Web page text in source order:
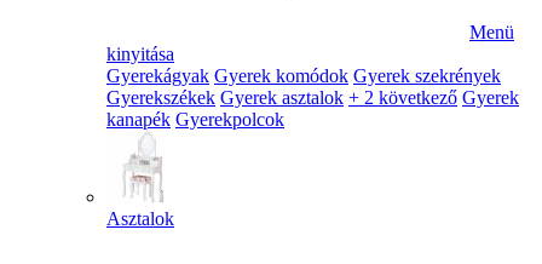
Menü
kinyitása
Gyerekágyak Gyerek komódok Gyerek szekrények
Gyerekszékek Gyerek asztalok + 2 következő Gyerek
kanapék Gyerekpolcok
Asztalok